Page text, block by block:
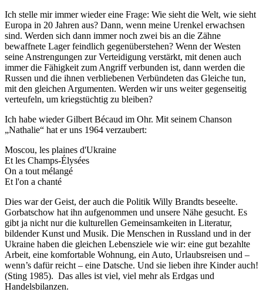
Ich stelle mir immer wieder eine Frage: Wie sieht die Welt, wie sieht
Europa in 20 Jahren aus? Dann, wenn meine Urenkel erwachsen
sind. Werden sich dann immer noch zwei bis an die Zähne
bewaffnete Lager feindlich gegenüberstehen? Wenn der Westen
seine Anstrengungen zur Verteidigung verstärkt, mit denen auch
immer die Fähigkeit zum Angriff verbunden ist, dann werden die
Russen und die ihnen verbliebenen Verbündeten das Gleiche tun,
mit den gleichen Argumenten. Werden wir uns weiter gegenseitig
verteufeln, um kriegstüchtig zu bleiben?
Ich habe wieder Gilbert Bécaud im Ohr. Mit seinem Chanson
„Nathalie“ hat er uns 1964 verzaubert:
Moscou, les plaines d'Ukraine
Et les Champs-Élysées
On a tout mélangé
Et l'on a chanté
Dies war der Geist, der auch die Politik Willy Brandts beseelte.
Gorbatschow hat ihn aufgenommen und unsere Nähe gesucht. Es
gibt ja nicht nur die kulturellen Gemeinsamkeiten in Literatur,
bildender Kunst und Musik. Die Menschen in Russland und in der
Ukraine haben die gleichen Lebensziele wie wir: eine gut bezahlte
Arbeit, eine komfortable Wohnung, ein Auto, Urlaubsreisen und –
wenn’s dafür reicht – eine Datsche. Und sie lieben ihre Kinder auch!
(Sting 1985). Das alles ist viel, viel mehr als Erdgas und
Handelsbilanzen.